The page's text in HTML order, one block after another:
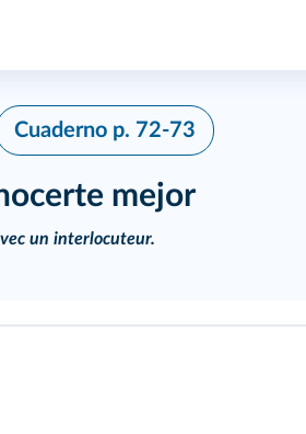
Cuaderno p. 72-73
mejor
un interlocuteur.